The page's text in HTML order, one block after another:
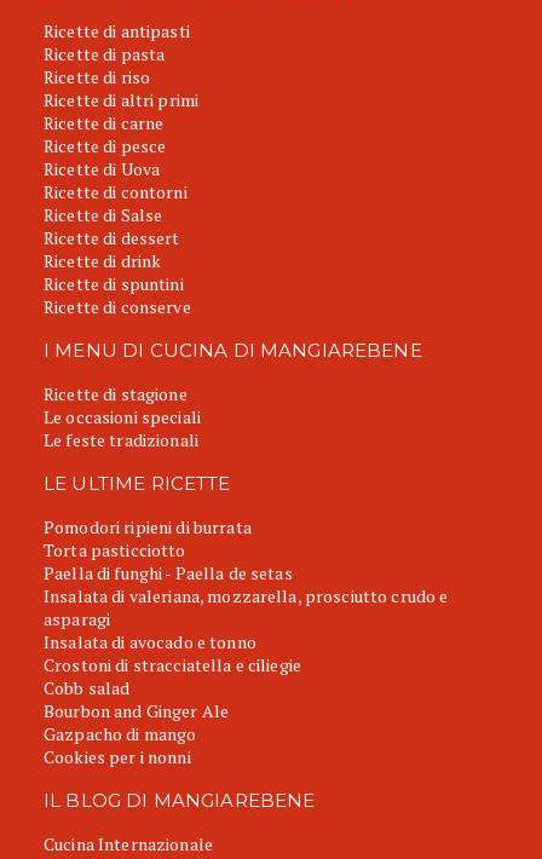
Ricette di antipasti
Ricette di pasta
Ricette di riso
Ricette di altri primi
Ricette di carne
Ricette di pesce
Ricette di Uova
Ricette di contorni
Ricette di Salse
Ricette di dessert
Ricette di drink
Ricette di spuntini
Ricette di conserve
I MENU DI CUCINA DI MANGIAREBENE
Ricette di stagione
Le occasioni speciali
Le feste tradizionali
LE ULTIME RICETTE
Pomodori ripieni di burrata
Torta pasticciotto
Paella di funghi - Paella de setas
Insalata di valeriana, mozzarella, prosciutto crudo e
asparagi
Insalata di avocado e tonno
Crostoni di stracciatella e ciliegie
Cobb salad
Bourbon and Ginger Ale
Gazpacho di mango
Cookies per i nonni
IL BLOG DI MANGIAREBENE
Cucina Internazionale